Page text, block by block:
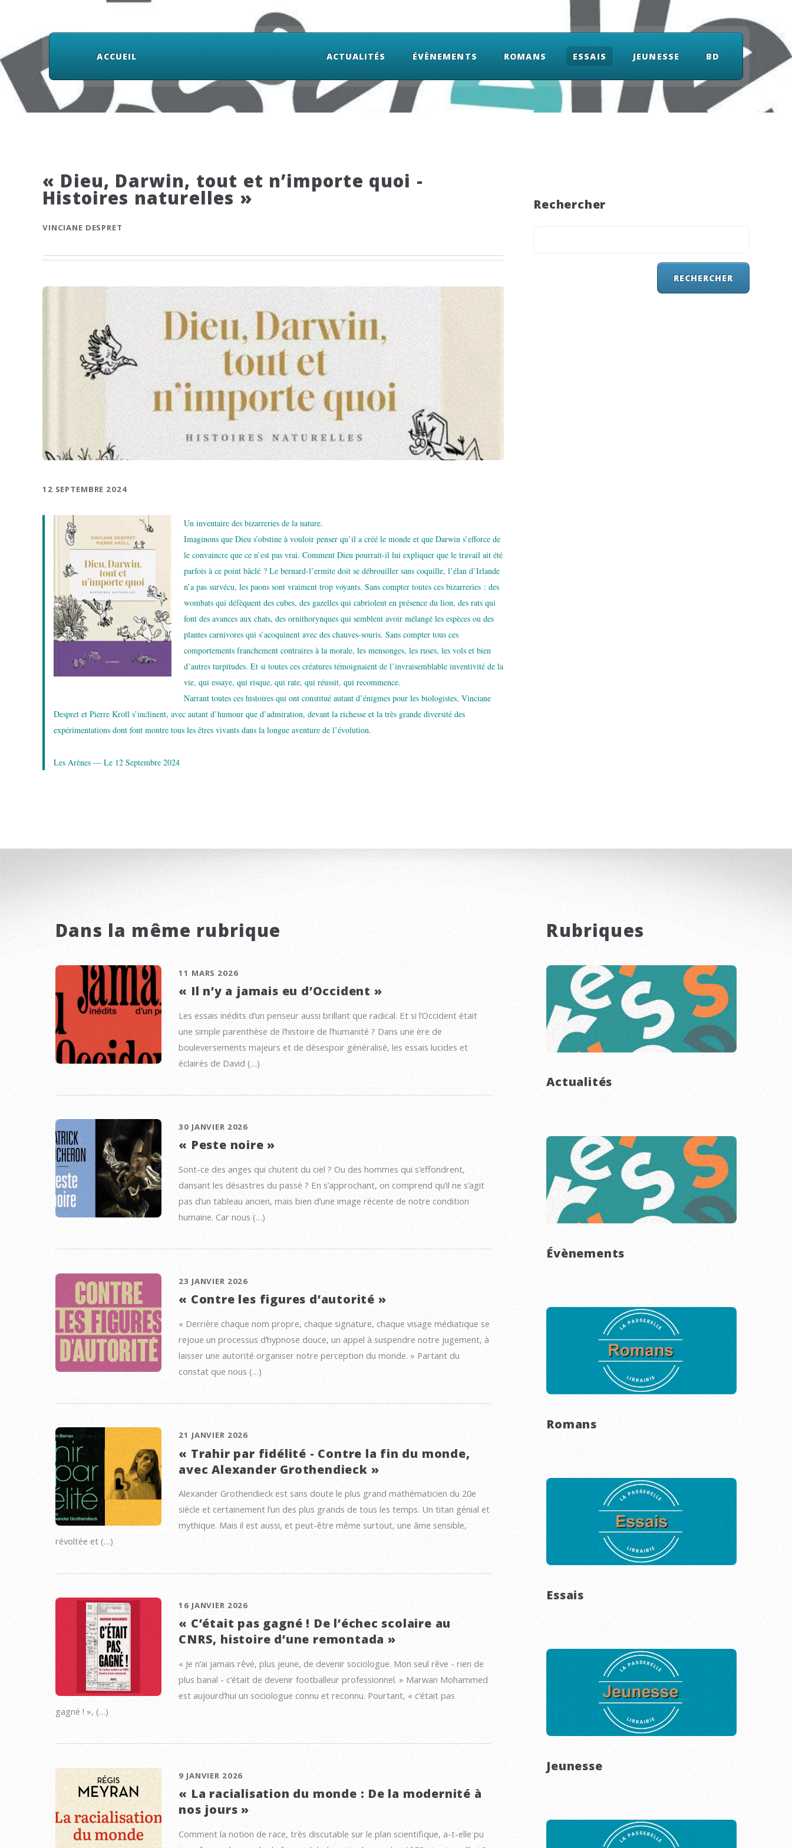
ACCUEIL ACTUALITÉS ÉVÈNEMENTS ROMANS ESSAIS JEUNESSE BD
« Dieu, Darwin, tout et n’importe quoi -
Histoires naturelles »
VINCIANE DESPRET
12 SEPTEMBRE 2024
Un inventaire des bizarreries de la nature.
Imaginons que Dieu s’obstine à vouloir penser qu’il a créé le monde et que Darwin s’efforce de
le convaincre que ce n’est pas vrai. Comment Dieu pourrait-il lui expliquer que le travail ait été
parfois à ce point bâclé ? Le bernard-l’ermite doit se débrouiller sans coquille, l’élan d’Irlande
n’a pas survécu, les paons sont vraiment trop voyants. Sans compter toutes ces bizarreries : des
wombats qui défèquent des cubes, des gazelles qui cabriolent en présence du lion, des rats qui
font des avances aux chats, des ornithorynques qui semblent avoir mélangé les espèces ou des
plantes carnivores qui s’acoquinent avec des chauves-souris. Sans compter tous ces
comportements franchement contraires à la morale, les mensonges, les ruses, les vols et bien
d’autres turpitudes. Et si toutes ces créatures témoignaient de l’invraisemblable inventivité de la
vie, qui essaye, qui risque, qui rate, qui réussit, qui recommence.
Narrant toutes ces histoires qui ont constitué autant d’énigmes pour les biologistes, Vinciane
Despret et Pierre Kroll s’inclinent, avec autant d’humour que d’admiration, devant la richesse et la très grande diversité des
expérimentations dont font montre tous les êtres vivants dans la longue aventure de l’évolution.
Les Arènes — Le 12 Septembre 2024
Rechercher
Dans la même rubrique
11 MARS 2026
« Il n’y a jamais eu d’Occident »
Les essais inédits d’un penseur aussi brillant que radical. Et si l’Occident était
une simple parenthèse de l’histoire de l’humanité ? Dans une ère de
bouleversements majeurs et de désespoir généralisé, les essais lucides et
éclairés de David (…)
30 JANVIER 2026
« Peste noire »
Sont-ce des anges qui chutent du ciel ? Ou des hommes qui s’effondrent,
dansant les désastres du passé ? En s’approchant, on comprend qu’il ne s’agit
pas d’un tableau ancien, mais bien d’une image récente de notre condition
humaine. Car nous (…)
23 JANVIER 2026
« Contre les figures d’autorité »
« Derrière chaque nom propre, chaque signature, chaque visage médiatique se
rejoue un processus d’hypnose douce, un appel à suspendre notre jugement, à
laisser une autorité organiser notre perception du monde. » Partant du
constat que nous (…)
21 JANVIER 2026
« Trahir par fidélité - Contre la fin du monde,
avec Alexander Grothendieck »
Alexander Grothendieck est sans doute le plus grand mathématicien du 20e
siècle et certainement l’un des plus grands de tous les temps. Un titan génial et
mythique. Mais il est aussi, et peut-être même surtout, une âme sensible,
révoltée et (…)
16 JANVIER 2026
« C’était pas gagné ! De l’échec scolaire au
CNRS, histoire d’une remontada »
« Je n’ai jamais rêvé, plus jeune, de devenir sociologue. Mon seul rêve - rien de
plus banal - c’était de devenir footballeur professionnel. » Marwan Mohammed
est aujourd’hui un sociologue connu et reconnu. Pourtant, « c’était pas
gagné ! », (…)
9 JANVIER 2026
« La racialisation du monde : De la modernité à
nos jours »
Comment la notion de race, très discutable sur le plan scientifique, a-t-elle pu
Rubriques
Actualités
Évènements
Romans
Essais
Jeunesse